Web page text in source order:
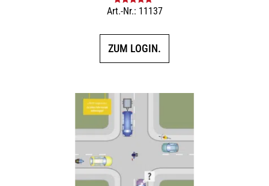
Bewertet mit
Art.-Nr.: 11137
ZUM LOGIN.